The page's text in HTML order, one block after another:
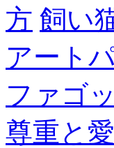
方 飼い
アート
ファゴ
尊重と